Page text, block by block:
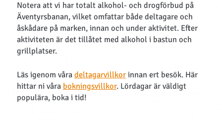
Notera att vi har totalt alkohol- och drogförbud på
Äventyrsbanan, vilket omfattar både deltagare och
åskådare på marken, innan och under aktivitet. Efter
aktiviteten är det tillåtet med alkohol i bastun och
grillplatser.
Läs igenom våra deltagarvillkorinnan ert besök. Här
hittar ni våra bokningsvillkor. Lördagar är väldigt
populära, boka i tid!